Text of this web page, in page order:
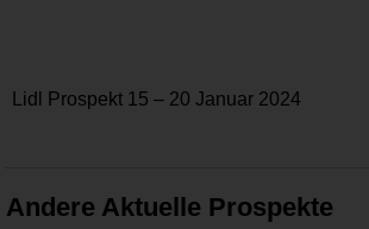
Lidl Prospekt 15 – 20 Januar 2024
Andere Aktuelle Prospekte